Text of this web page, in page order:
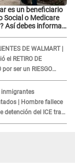
es un beneficiario
Social o Medicare
Así debes informar
DE WALMART |
el RETIRO DE
por ser un RIESGO
consumidores: ¿Cuál
inmigrantes
| Hombre fallece
detención del ICE tras
médica"